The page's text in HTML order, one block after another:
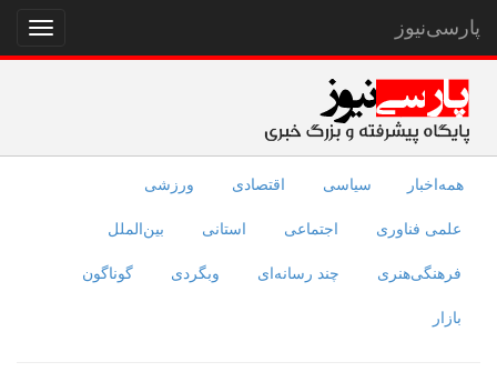
نمایش
منو
پارسی‌نیوز
همه‌اخبار سیاسی اقتصادی ورزشی
علمی فناوری اجتماعی استانی بین‌الملل
فرهنگی‌هنری چند رسانه‌ای وبگردی گوناگون
بازار